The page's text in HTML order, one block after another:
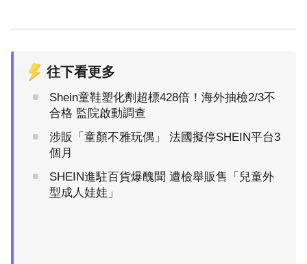
往下看更多
Shein童鞋塑化劑超標428倍！海外抽檢2/3不
合格 監院啟動調查
涉販「童顏不雅玩偶」 法國擬停SHEIN平台3
個月
SHEIN進駐百貨爆醜聞 遭檢舉販售「兒童外
型成人娃娃」